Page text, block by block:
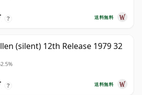
送料無料
?
(silent) 12th Release 1979 32
送料無料
?